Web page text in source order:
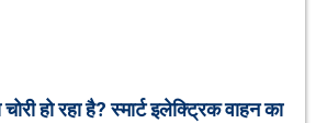
हो रहा है? स्मार्ट इलेक्ट्रिक वाहन का